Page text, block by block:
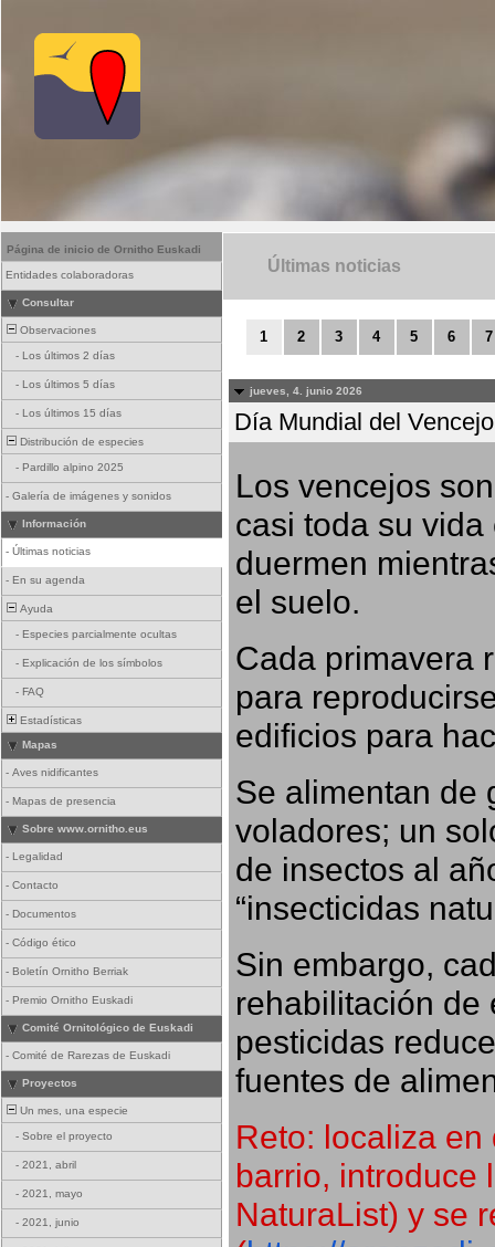
Página de inicio de Ornitho Euskadi
Entidades colaboradoras
Consultar
Observaciones
- Los últimos 2 días
- Los últimos 5 días
- Los últimos 15 días
Distribución de especies
- Pardillo alpino 2025
- Galería de imágenes y sonidos
Información
- Últimas noticias
- En su agenda
Ayuda
- Especies parcialmente ocultas
- Explicación de los símbolos
- FAQ
Estadísticas
Mapas
- Aves nidificantes
- Mapas de presencia
Sobre www.ornitho.eus
- Legalidad
- Contacto
- Documentos
- Código ético
- Boletín Ornitho Berriak
- Premio Ornitho Euskadi
Comité Ornitológico de Euskadi
- Comité de Rarezas de Euskadi
Proyectos
Un mes, una especie
- Sobre el proyecto
- 2021, abril
- 2021, mayo
- 2021, junio
Últimas noticias
1 2 3 4 5 6 7
jueves, 4. junio 2026
Día Mundial del
Los vencejos
casi toda su
duermen
el suelo.
Cada primavera
para
edificios para
Se alimentan de
voladores; un
de insectos al
“insecticidas
Sin embargo,
rehabilitación de
pesticidas
fuentes de
Reto: localiza
barrio, introduce
NaturaList) y se